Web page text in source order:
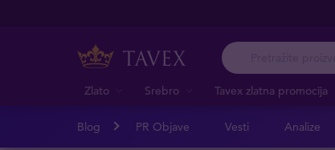
Zlato Srebro Tavex zlatna promocija
Blog PR Objave Vesti Analize